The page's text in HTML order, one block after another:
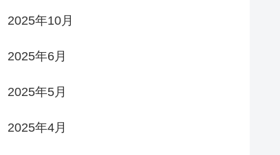
2025年10月
2025年6月
2025年5月
2025年4月